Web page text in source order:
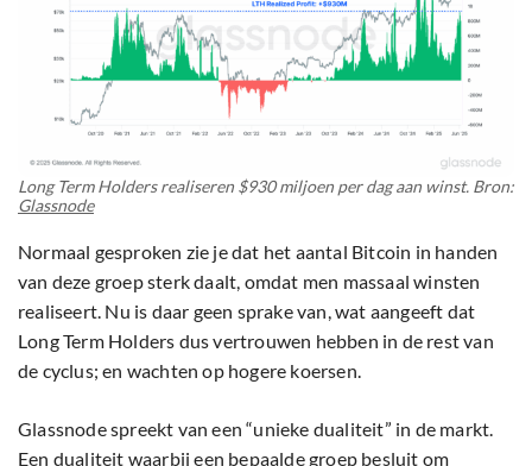
Long Term Holders realiseren $930 miljoen per dag aan winst. Bron:
Glassnode
Normaal gesproken zie je dat het aantal Bitcoin in handen
van deze groep sterk daalt, omdat men massaal winsten
realiseert. Nu is daar geen sprake van, wat aangeeft dat
Long Term Holders dus vertrouwen hebben in de rest van
de cyclus; en wachten op hogere koersen.
Glassnode spreekt van een “unieke dualiteit” in de markt.
Een dualiteit waarbij een bepaalde groep besluit om